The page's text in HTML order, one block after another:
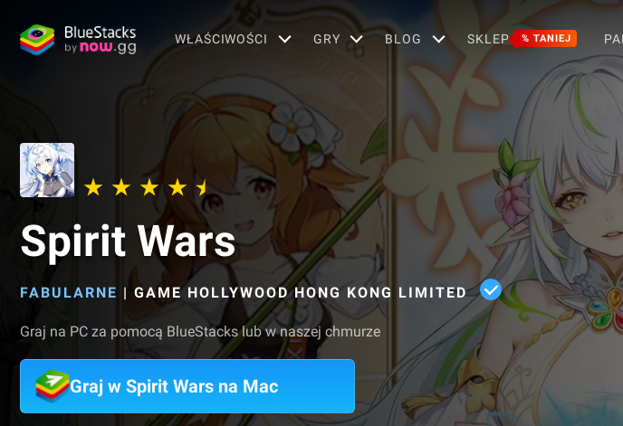
WŁAŚCIWOŚCI GRY BLOG SKLEP % TANIEJ
Spirit Wars
FABULARNE | GAME HOLLYWOOD HONG KONG LIMITED
Graj na PC za pomocą BlueStacks lub w naszej chmurze
Graj w Spirit Wars na Mac